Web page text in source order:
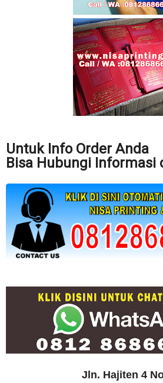
Untuk Info Order Anda
Bisa Hubungi Informasi
Jln. Hajiten 4